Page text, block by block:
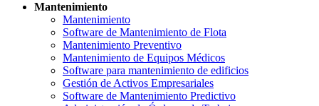
Mantenimiento
Mantenimiento
Software de Mantenimiento de Flota
Mantenimiento Preventivo
Mantenimiento de Equipos Médicos
Software para mantenimiento de edificios
Gestión de Activos Empresariales
Software de Mantenimiento Predictivo